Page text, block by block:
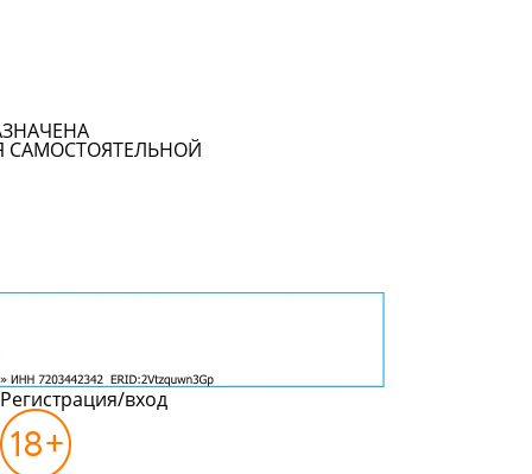
САМОСТОЯТЕЛЬНОЙ
Регистрация/вход